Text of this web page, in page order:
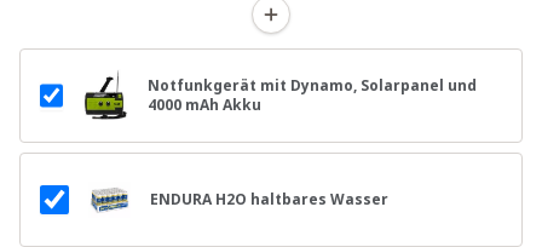
Notfunkgerät mit Dynamo, Solarpanel und
4000 mAh Akku
ENDURA H2O haltbares Wasser